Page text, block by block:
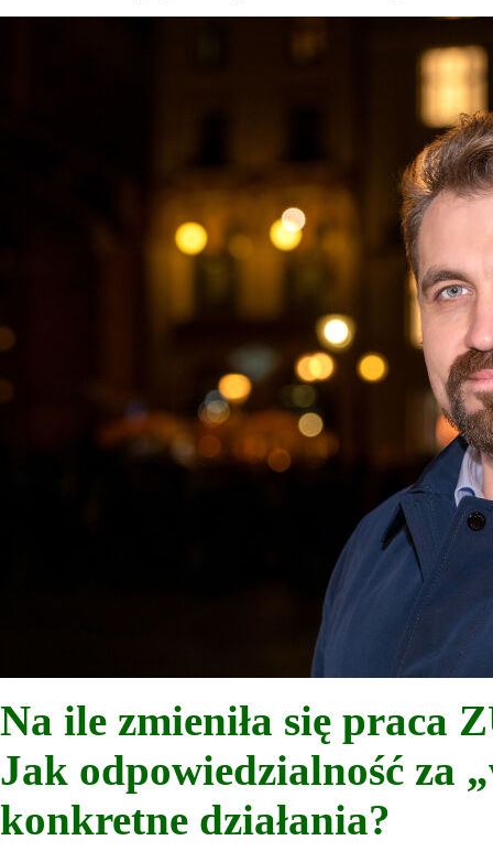
Na ile zmieniła się praca
Jak odpowiedzialność za
konkretne działania?